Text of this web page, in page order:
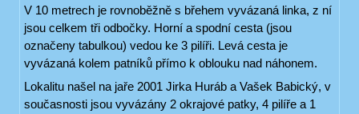
V 10 metrech je rovnoběžně s břehem vyvázaná linka, z ní
jsou celkem tři odbočky. Horní a spodní cesta (jsou
označeny tabulkou) vedou ke 3 pilíři. Levá cesta je
vyvázaná kolem patníků přímo k oblouku nad náhonem.
Lokalitu našel na jaře 2001 Jirka Huráb a Vašek Babický, v
současnosti jsou vyvázány 2 okrajové patky, 4 pilíře a 1